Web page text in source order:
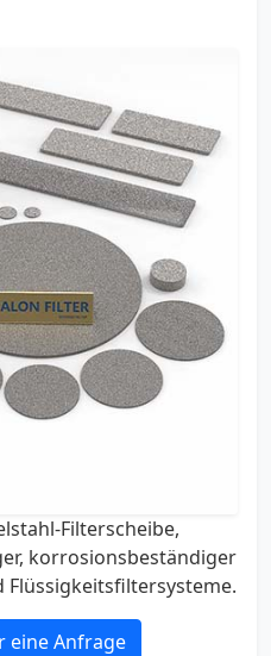
Filterscheibe,
korrosionsbeständiger
Flüssigkeitsfiltersysteme.
eine Anfrage